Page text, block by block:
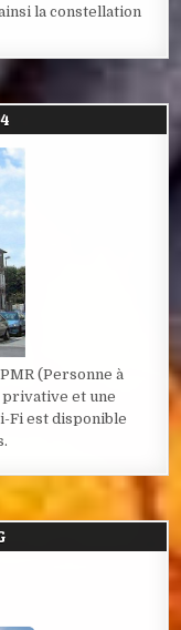
la constellation
(Personne à
privative et une
Fi est disponible